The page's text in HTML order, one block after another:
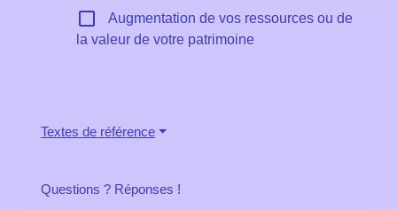
check_box_outline_blank
Augmentation de vos ressources ou de
la valeur de votre patrimoine
Textes de référence
Questions ? Réponses !